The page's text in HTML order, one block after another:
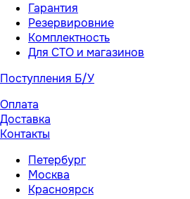
Гарантия
Резервировние
Комплектность
Для СТО и магазинов
Поступления Б/У
Оплата
Доставка
Контакты
Петербург
Москва
Красноярск